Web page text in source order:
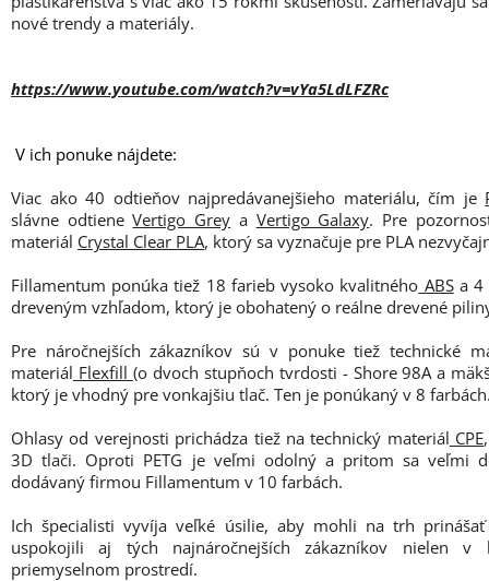
nové trendy a materiály.
https://www.youtube.com/watch?v=vYa5LdLFZRc
V ich ponuke nájdete:
Viac ako 40 odtieňov najpredávanejšieho materiálu, čím je
slávne odtieneVertigo Grey a Vertigo Galaxy. Pre
materiál Crystal Clear PLA, ktorý sa vyznačuje pre PLA
Fillamentum ponúka tiež 18 farieb vysoko kvalitného ABSa 4
dreveným vzhľadom, ktorý je obohatený o reálne drevené
Pre náročnejších zákazníkov sú v ponuke tiež technické
materiál Flexfill (o dvoch stupňoch tvrdosti - Shore 98A a
ktorý je vhodný pre vonkajšiu tlač. Ten je ponúkaný v 8
Ohlasy od verejnosti prichádza tiež na technický materiál CPE
3D tlači. Oproti PETG je veľmi odolný a pritom sa veľmi
dodávaný firmou Fillamentum v 10 farbách.
Ich špecialisti vyvíja veľké úsilie, aby mohli na trh
uspokojili aj tých najnáročnejších zákazníkov nielen
priemyselnom prostredí.